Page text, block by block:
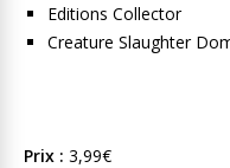
Editions Collector
Creature Slaughter
Prix : 3,99€